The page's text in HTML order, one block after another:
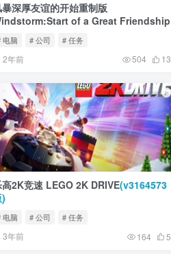
暴深厚友谊的开始重制版
of a Great Friendship
电脑 # 公司 # 任务
2年前 504 13
2K竞速 LEGO 2K DRIVE(v3164573
电脑 # 公司 # 任务
3年前 164 5